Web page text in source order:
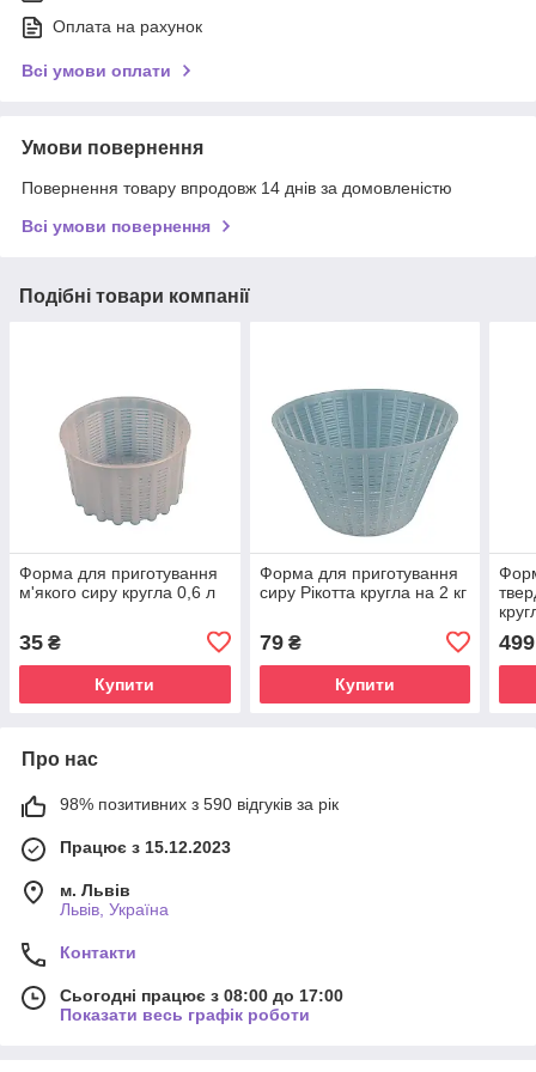
Оплата на рахунок
Всі умови оплати
Умови повернення
Повернення товару впродовж 14 днів за домовленістю
Всі умови повернення
Подібні товари компанії
Форма для приготування
м'якого сиру кругла 0,6 л
35 ₴
Купити
Форма для приготування
сиру Рікотта кругла на 2 кг
79₴
Купити
499
Про нас
98% позитивних з 590 відгуків за рік
Працює з 15.12.2023
м. Львів
Львів, Україна
Контакти
Сьогодні працює з 08:00 до 17:00
Показати весь графік роботи